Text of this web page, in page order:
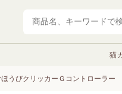
猫
うびクリッカーＧコントローラー